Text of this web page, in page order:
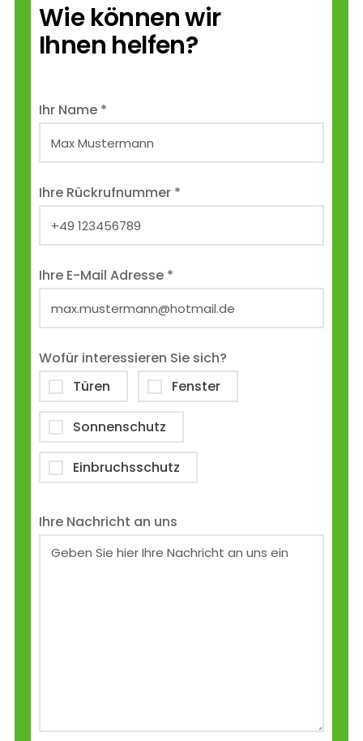
Wie können wir
Ihnen helfen?
Ihr Name *
Ihre Rückrufnummer *
Ihre E-Mail Adresse *
Wofür interessieren Sie sich?
Türen
Fenster
Sonnenschutz
Einbruchsschutz
Ihre Nachricht an uns